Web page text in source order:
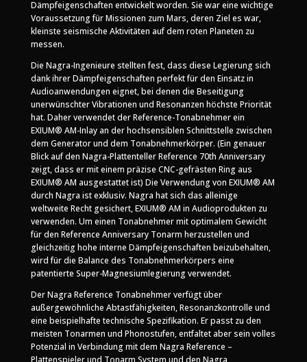
Dämpfeigenschaften entwickelt worden. Sie war eine wichtige
Voraussetzung für Missionen zum Mars, deren Ziel es war,
kleinste seismische Aktivitäten auf dem roten Planeten zu
messen.
Die Nagra-Ingenieure stellten fest, dass diese Legierung sich
dank ihrer Dämpfeigenschaften perfekt für den Einsatz in
Audioanwendungen eignet, bei denen die Beseitigung
unerwünschter Vibrationen und Resonanzen höchste Priorität
hat. Daher verwendet der Reference-Tonabnehmer ein
EXIUM® AM-Inlay an der hochsensiblen Schnittstelle zwischen
dem Generator und dem Tonabnehmerkörper. (Ein genauer
Blick auf den Nagra-Plattenteller Reference 70th Anniversary
zeigt, dass er mit einem präzise CNC-gefrästen Ring aus
EXIUM® AM ausgestattet ist) Die Verwendung von EXIUM® AM
durch Nagra ist exklusiv. Nagra hat sich das alleinige
weltweite Recht gesichert, EXIUM® AM in Audioprodukten zu
verwenden. Um einen Tonabnehmer mit optimalem Gewicht
für den Reference Anniversary Tonarm herzustellen und
gleichzeitig hohe interne Dämpfeigenschaften beizubehalten,
wird für die Balance des Tonabnehmerkörpers eine
patentierte Super-Magnesiumlegierung verwendet.
Der Nagra Reference Tonabnehmer verfügt über
außergewöhnliche Abtastfähigkeiten, Resonanzkontrolle und
eine beispielhafte technische Spezifikation. Er passt zu den
meisten Tonarmen und Phonostufen, entfaltet aber sein volles
Potenzial in Verbindung mit dem Nagra Reference –
Plattenspieler und Tonarm System und den Nagra